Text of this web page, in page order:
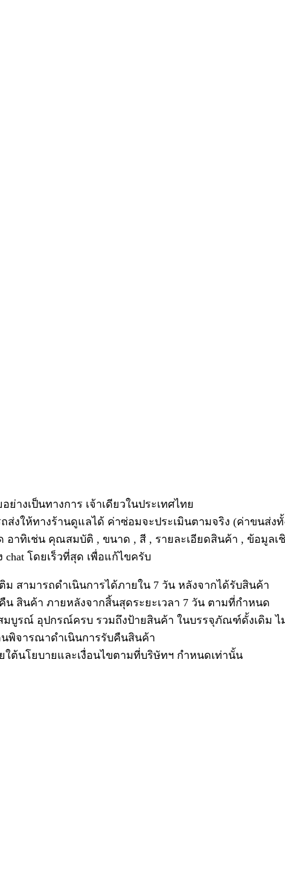
างเป็นทางการ เจ้าเดียวในประเทศไทย
ส่งให้ทางร้านดูแลได้ ค่าซ่อมจะประเมินตามจริง (ค่าขนส่ง
าทิเช่น คุณสมบัติ , ขนาด , สี , รายละเอียดสินค้า , ข้อมูล
โดยเร็วที่สุด เพื่อแก้ไขครับ
ม สามารถดำเนินการได้ภายใน 7 วัน หลังจากได้รับสินค้า
น สินค้า ภายหลังจากสิ้นสุดระยะเวลา 7 วัน ตามที่กำหนด
บูรณ์ อุปกรณ์ครบ รวมถึงป้ายสินค้า ในบรรจุภัณฑ์ดั้งเดิม ไ
พิจารณาดำเนินการรับคืนสินค้า
ต้นโยบายและเงื่อนไขตามที่บริษัทฯ กำหนดเท่านั้น